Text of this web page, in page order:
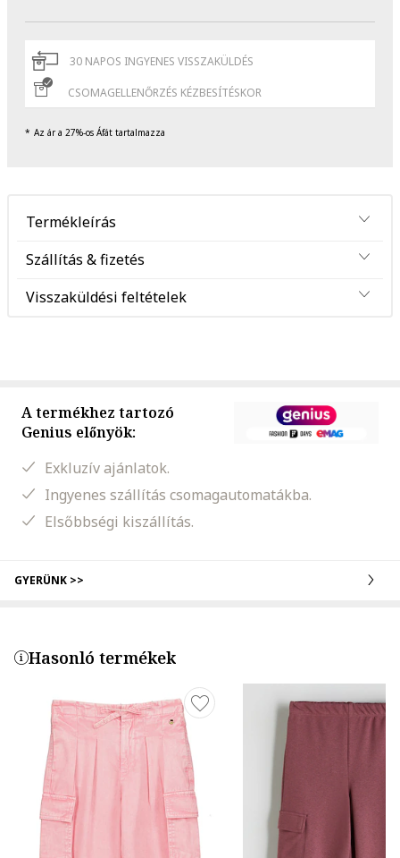
30 NAPOS INGYENES VISSZAKÜLDÉS
CSOMAGELLENŐRZÉS KÉZBESÍTÉSKOR
Az ár a 27%-os Áfát tartalmazza
Termékleírás
Szállítás & fizetés
Visszaküldési feltételek
A termékhez tartozó
Genius előnyök:
Exkluzív ajánlatok.
Ingyenes szállítás csomagautomatákba.
Elsőbbségi kiszállítás.
GYERÜNK >>
Hasonló termékek